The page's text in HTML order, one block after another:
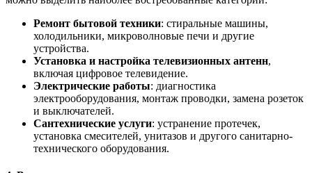
Ремонт бытовой техники: стиральные машины,
холодильники, микроволновые печи и другие
устройства.
Установка и настройка телевизионных антенн,
включая цифровое телевидение.
Электрические работы: диагностика
электрооборудования, монтаж проводки, замена розеток
и выключателей.
Сантехнические услуги: устранение протечек,
установка смесителей, унитазов и другого санитарно-
технического оборудования.